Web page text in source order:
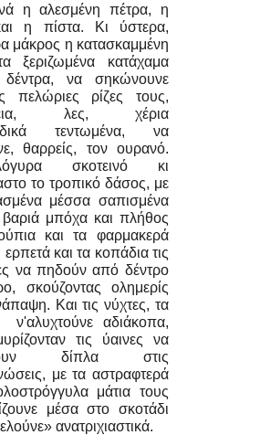
η αλεσμένη πέτρα, η
η πίστα. Κι ύστερα,
μάκρος η κατασκαμμένη
ξεριζωμένα κατάχαμα
δέντρα, να σηκώνουνε
πελώριες ρίζες τους,
λες, χέρια
τεντωμένα, να
θαρρείς, τον ουρανό.
σκοτεινό κι
το τροπικό δάσος, με
μέσσα σαπισμένα
μπόχα και πλήθος
και τα φαρμακερά
ερπετά και τα κοπάδια τις
να πηδούν από δέντρο
σκούζοντας ολημερίς
Και τις νύχτες, τα
αδιάκοπα,
τις ύαινες να
δίπλα στις
με τα αστραφτερά
μάτια τους
μέσα στο σκοτάδι
ανατριχιαστικά.